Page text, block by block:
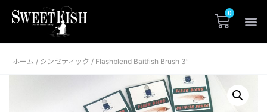
ホーム / シンセティック / Flashblend Baitfish Brush 3″